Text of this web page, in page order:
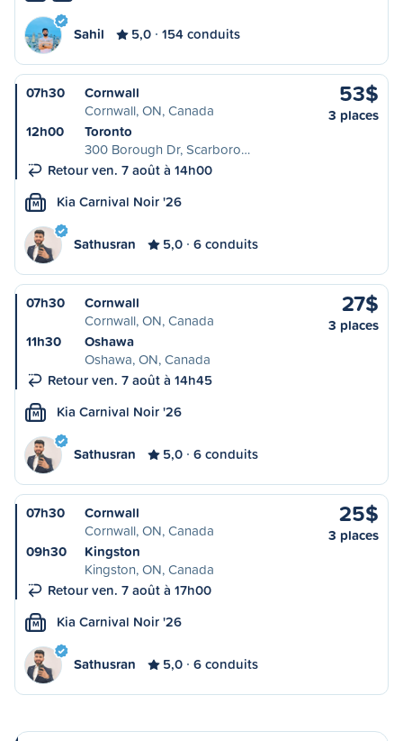
Sahil 5,0 154 conduits
07h30
Cornwall
Cornwall, ON, Canada
12h00
Toronto
300 Borough Dr, Scarboro…
Retour ven. 7 août à 14h00
53$
3 places
M Kia Carnival Noir '26
Sathusran 5,0 6 conduits
07h30
Cornwall
Cornwall, ON, Canada
11h30
Oshawa
Oshawa, ON, Canada
Retour ven. 7 août à 14h45
27$
3 places
M Kia Carnival Noir '26
Sathusran 5,0 6 conduits
07h30
Cornwall
Cornwall, ON, Canada
09h30
Kingston
Kingston, ON, Canada
Retour ven. 7 août à 17h00
25$
3 places
M Kia Carnival Noir '26
Sathusran 5,0 6 conduits